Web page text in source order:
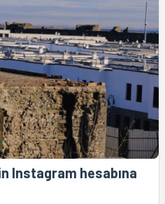
Instagram hesabına